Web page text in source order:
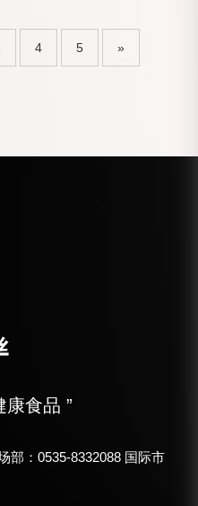
4 5 »
康食品 ”
部：0535-8332088 国际市